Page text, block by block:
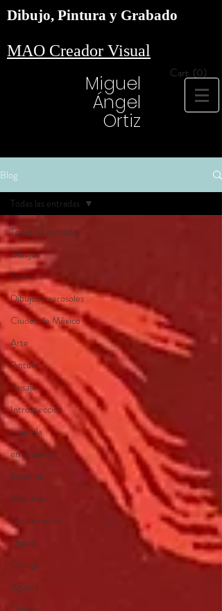
Dibujo, Pintura y Grabado
MAO Creador Visual
Miguel
Ángel
Ortiz
Cart (0)
Blog
Todas las entradas
Dibujos
Esténcil
Dibujos y aerosoles
Ciudad de México
Arte
Pintura
Paisaje
Introspección
acuarela
en el camino
Estampa
Monotipo
Colaboración
Digital
Collage
Aguada
Todas las entradas